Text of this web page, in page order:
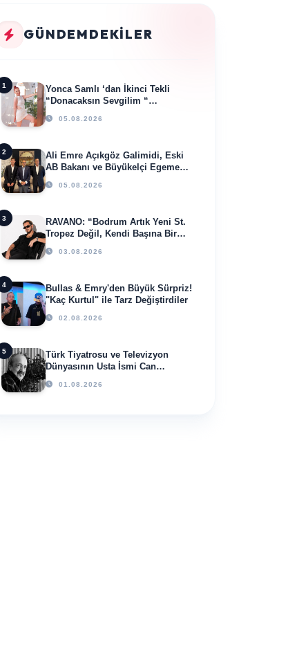
GÜNDEMDEKILER
1
Yonca Samlı ‘dan İkinci Tekli
“Donacaksın Sevgilim “
yayımlandı
05.08.2026
2
Ali Emre Açıkgöz Galimidi, Eski
AB Bakanı ve Büyükelçi Egemen
Bağış ile Bir Araya Geldi
05.08.2026
3
RAVANO: “Bodrum Artık Yeni St.
Tropez Değil, Kendi Başına Bir
Referans”
03.08.2026
4
Bullas & Emry'den Büyük Sürpriz!
"Kaç Kurtul" ile Tarz Değiştirdiler
02.08.2026
5
Türk Tiyatrosu ve Televizyon
Dünyasının Usta İsmi Can
Kolukısa Hayatını Kaybetti
01.08.2026